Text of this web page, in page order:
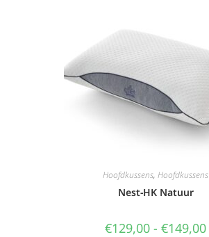
Hoofdkussens, Hoofdkussens
Nest-HK Natuur
€129,00 - €149,00